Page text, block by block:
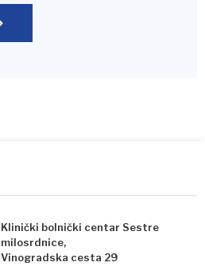
Klinički bolnički centar Sestre
milosrdnice,
Vinogradska cesta 29